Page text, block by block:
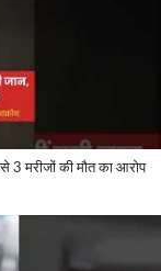
3 मरीजों की मौत का आरोप